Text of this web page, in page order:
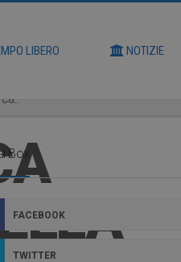
LIBERO NOTIZIE
Box
FACEBOOK
TWITTER